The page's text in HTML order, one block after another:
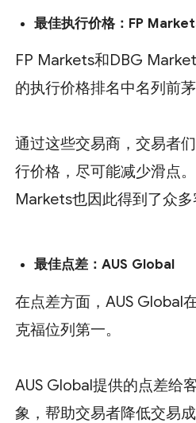
最佳执行价格： FP
FP Markets和DBG
的执行价格排名中名列前茅
通过这些交易商，交易者
行价格，尽可能减少滑点
Markets也因此得到了众多
最佳点差： AUS Global
在点差方面，AUS Global
克福位列第一。
AUS Global提供的点差给
象，帮助交易者降低交易成